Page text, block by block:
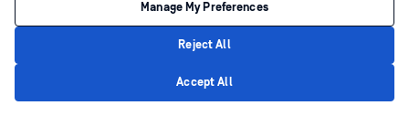
die Kosten der Untätigkeit steigen weiter an.
Manage My Preferences
Reject All
Accept All